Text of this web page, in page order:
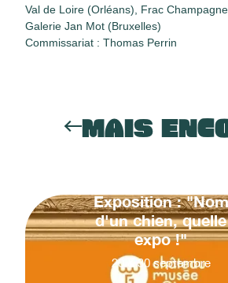
Val de Loire (Orléans), Frac
Galerie Jan Mot (Bruxelles)
Commissariat : Thomas Perrin
MAIS
Exposition : "Nom
d'un chien, quelle
expo !"
20 30 septembre